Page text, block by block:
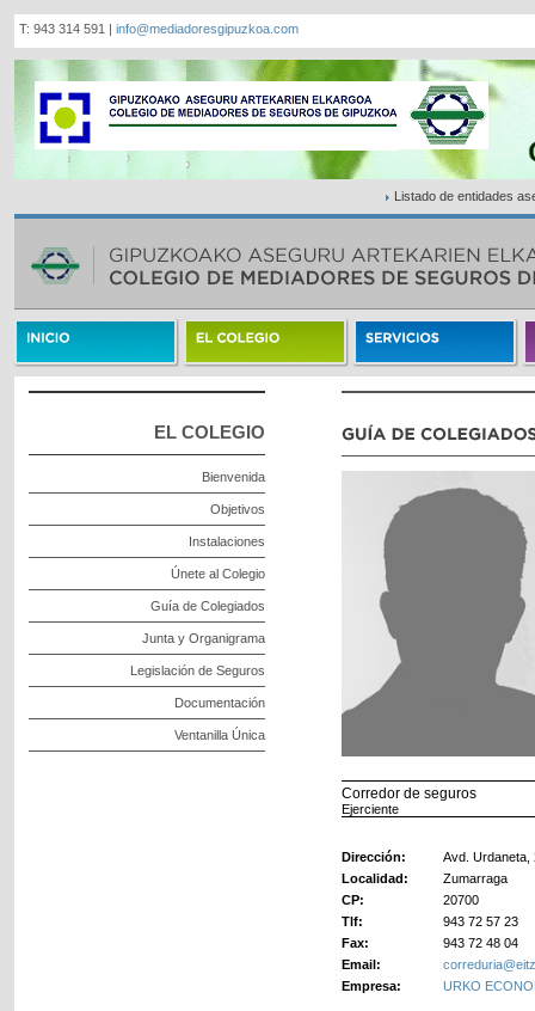
T: 943 314 591 | info@mediadoresgipuzkoa.com
Listado de entidades
EL COLEGIO
Bienvenida
Objetivos
Instalaciones
Únete al Colegio
Guía de Colegiados
Junta y Organigrama
Legislación de Seguros
Documentación
Ventanilla Única
Corredor de seguros
Ejerciente
Dirección:
Avd. Urdaneta,
Localidad:
Zumarraga
CP:
20700
Tlf:
943 72 57 23
Fax:
943 72 48 04
Email:
Empresa:
URKO